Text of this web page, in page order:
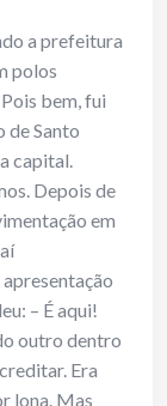
a prefeitura
polos
bem, fui
de Santo
capital.
Depois de
em
– É aqui!
outro dentro
Era
lona. Mas